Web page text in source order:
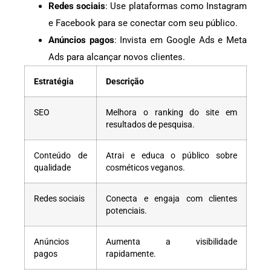
Redes sociais: Use plataformas como Instagram
e Facebook para se conectar com seu público.
Anúncios pagos: Invista em Google Ads e Meta
Ads para alcançar novos clientes.
Estratégia Descrição
SEO
Melhora o ranking do site em
resultados de pesquisa.
Conteúdo de
qualidade
Atrai e educa o público sobre
cosméticos veganos.
Redes sociais
Conecta e engaja com clientes
potenciais.
Anúncios
pagos
Aumenta a visibilidade
rapidamente.